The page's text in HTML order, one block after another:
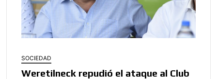
SOCIEDAD
Weretilneck repudió el ataque al Club